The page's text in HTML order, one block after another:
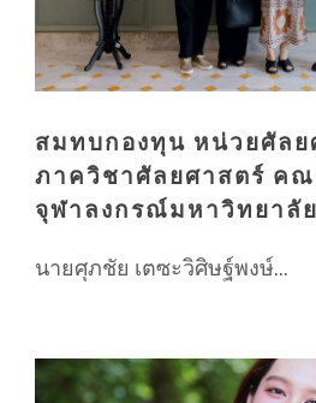
สมทบกองทุน หน่วยศัลย
ภาควิชาศัลยศาสตร์ ค
จุฬาลงกรณ์มหาวิทยาลัย
นายศุภชัย เตซะวิศิษฐ์พงษ์...